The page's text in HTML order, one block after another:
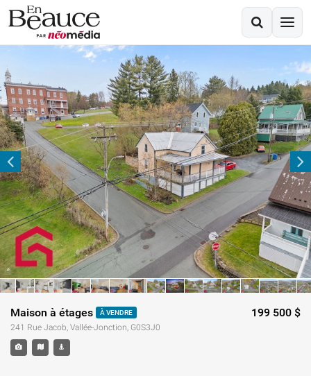
Maison à étages À VENDRE
241 Rue Jacob, Vallée-Jonction, G0S3J0
199 500 $